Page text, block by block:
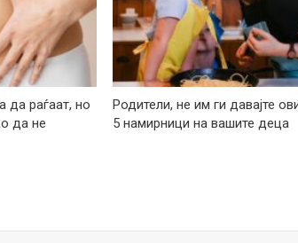
да раѓаат, но
да не
Родители, не им ги давајте
5 намирници на вашите деца